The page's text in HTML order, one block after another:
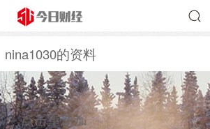
nina1030的资料
点击重新加